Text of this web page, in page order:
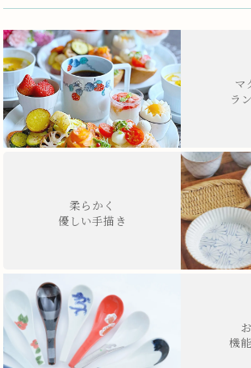
マ
ラ
柔らかく
優しい手描き
機